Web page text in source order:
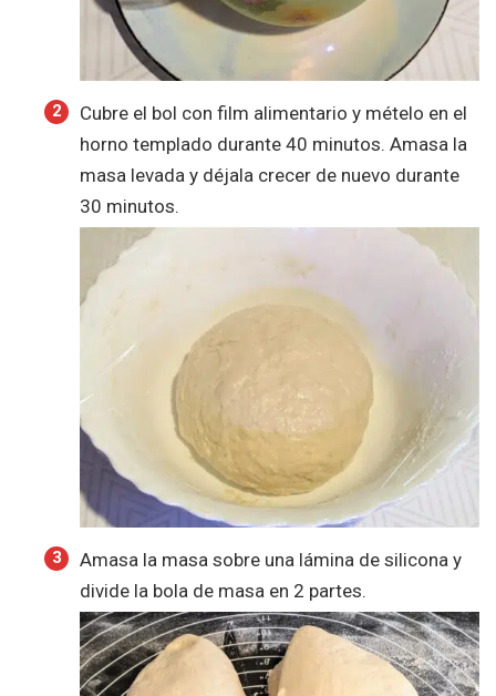
Cubre el bol con film alimentario y mételo en el
horno templado durante 40 minutos. Amasa la
masa levada y déjala crecer de nuevo durante
30 minutos.
Amasa la masa sobre una lámina de silicona y
divide la bola de masa en 2 partes.